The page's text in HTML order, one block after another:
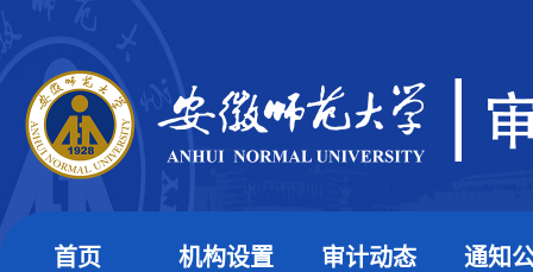
首页 机构设置 审计动态 通知